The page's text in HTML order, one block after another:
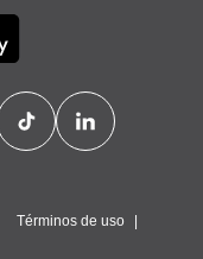
Términos de uso